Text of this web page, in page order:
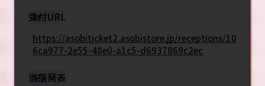
受付URL
https://asobiticket2.asobistore.jp/receptions/10
6ca977-2e55-48e0-a1c5-d6937869c2ec
当落発表